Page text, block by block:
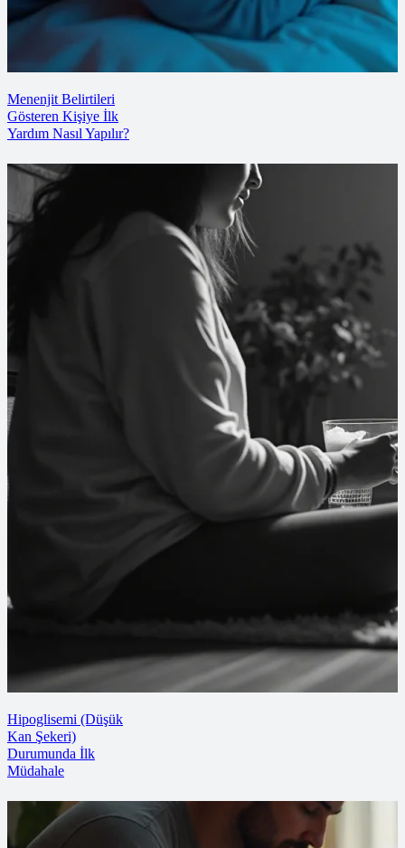
Menenjit Belirtileri
Gösteren Kişiye İlk
Yardım Nasıl Yapılır?
Hipoglisemi (Düşük
Kan Şekeri)
Durumunda İlk
Müdahale